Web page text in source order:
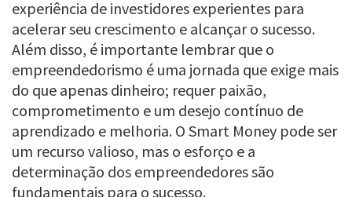
experiência de investidores experientes para
acelerar seu crescimento e alcançar o sucesso.
Além disso, é importante lembrar que o
empreendedorismo é uma jornada que exige mais
do que apenas dinheiro; requer paixão,
comprometimento e um desejo contínuo de
aprendizado e melhoria. O Smart Money pode ser
um recurso valioso, mas o esforço e a
determinação dos empreendedores são
fundamentais para o sucesso.